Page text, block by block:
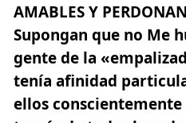
AMABLES Y
Supongan que no Me
gente de la
tenía afinidad
ellos